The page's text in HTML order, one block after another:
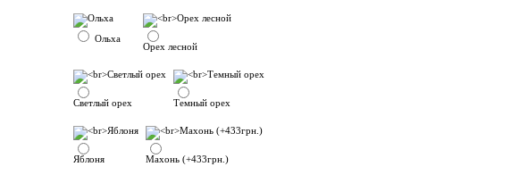
Ольха
Орех лесной
Светлый орех Темный орех
Яблоня Махонь (+433грн.)